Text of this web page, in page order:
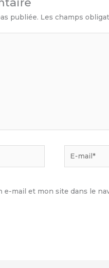
publiée. Les champs
mail*
e-mail et mon site dans le